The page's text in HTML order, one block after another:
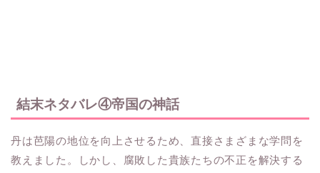
結末ネタバレ④帝国の神話
丹は芭陽の地位を向上させるため、直接さまざまな学問を
教えました。しかし、腐敗した貴族たちの不正を解決する